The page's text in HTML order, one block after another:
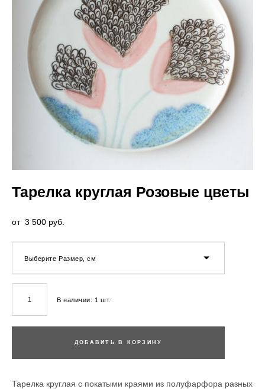
Тарелка круглая Розовые цветы
от 3 500 pуб.
Выберите Размер, см
В наличии: 1 шт.
ДОБАВИТЬ В КОРЗИНУ
Тарелка круглая с покатыми краями из полуфарфора разных